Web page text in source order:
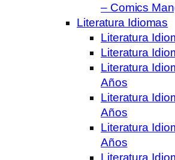
– Comics
Literatura Idiomas
Literatura
Literatura
Literatura
Años
Literatura
Años
Literatura
Años
Literatura